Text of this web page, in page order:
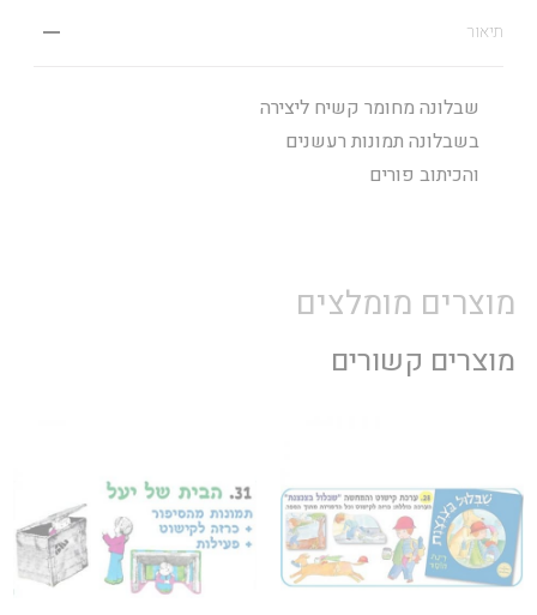
תיאור
שבלונה מחומר קשיח ליצירה
בשבלונה תמונות רעשנים
והכיתוב פורים
מוצרים מומלצים
מוצרים קשורים